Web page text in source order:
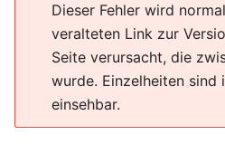
Dieser Fehler wird
veralteten Link zur
Seite verursacht, die
wurde. Einzelheiten sind
einsehbar.